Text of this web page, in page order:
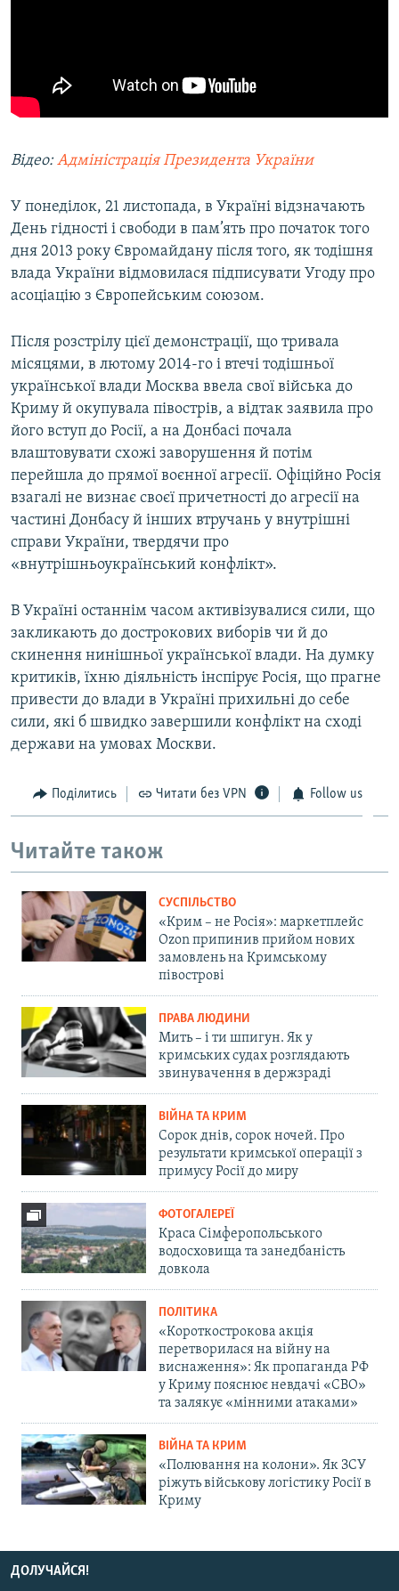
Відео:Адміністрація Президента України
У понеділок, 21 листопада, в Україні відзначають
День гідності і свободи в пам’ять про початок того
дня 2013 року Євромайдану після того, як тодішня
влада України відмовилася підписувати Угоду про
асоціацію з Європейським союзом.
Після розстрілу цієї демонстрації, що тривала
місяцями, в лютому 2014-го і втечі тодішньої
української влади Москва ввела свої війська до
Криму й окупувала півострів, а відтак заявила про
його вступ до Росії, а на Донбасі почала
влаштовувати схожі заворушення й потім
перейшла до прямої воєнної агресії. Офіційно Росія
взагалі не визнає своєї причетності до агресії на
частині Донбасу й інших втручань у внутрішні
справи України, твердячи про
«внутрішньоукраїнський конфлікт».
В Україні останнім часом активізувалися сили, що
закликають до дострокових виборів чи й до
скинення нинішньої української влади. На думку
критиків, їхню діяльність інспірує Росія, що прагне
привести до влади в Україні прихильні до себе
сили, які б швидко завершили конфлікт на сході
держави на умовах Москви.
Поділитись Читати без VPN Follow us
Читайте також
СУСПІЛЬСТВО
«Крим – не Росія»: маркетплейс
Ozon припинив прийом нових
замовлень на Кримському
півострові
ПРАВА ЛЮДИНИ
Мить – і ти шпигун. Як у
кримських судах розглядають
звинувачення в держзраді
ВІЙНА ТА КРИМ
Сорок днів, сорок ночей. Про
результати кримської операції з
примусу Росії до миру
ФОТОГАЛЕРЕЇ
Краса Сімферопольського
водосховища та занедбаність
довкола
ПОЛІТИКА
«Короткострокова акція
перетворилася на війну на
виснаження»: Як пропаганда РФ
у Криму пояснює невдачі «СВО»
та залякує «мінними атаками»
ВІЙНА ТА КРИМ
«Полювання на колони». Як ЗСУ
ріжуть військову логістику Росії в
Криму
ДОЛУЧАЙСЯ!